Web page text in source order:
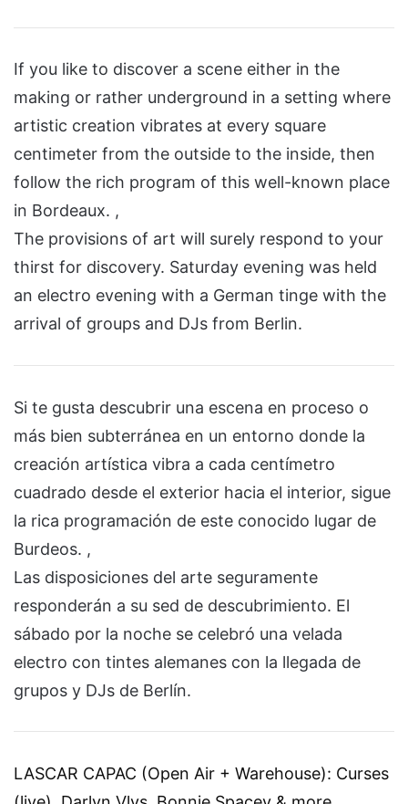
If you like to discover a scene either in the
making or rather underground in a setting where
artistic creation vibrates at every square
centimeter from the outside to the inside, then
follow the rich program of this well-known place
in Bordeaux. ,
The provisions of art will surely respond to your
thirst for discovery. Saturday evening was held
an electro evening with a German tinge with the
arrival of groups and DJs from Berlin.
Si te gusta descubrir una escena en proceso o
más bien subterránea en un entorno donde la
creación artística vibra a cada centímetro
cuadrado desde el exterior hacia el interior, sigue
la rica programación de este conocido lugar de
Burdeos. ,
Las disposiciones del arte seguramente
responderán a su sed de descubrimiento. El
sábado por la noche se celebró una velada
electro con tintes alemanes con la llegada de
grupos y DJs de Berlín.
LASCAR CAPAC (Open Air + Warehouse): Curses